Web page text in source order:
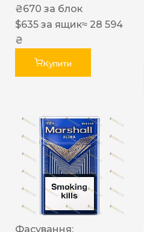
₴670 за блок
$635 за ящик≈ 28 594
₴
Купити
Фасування: